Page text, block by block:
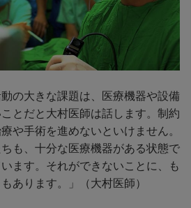
の大きな課題は、医療機器や設備
とだと大村医師は話します。制約
や手術を進めないといけません。
ちも、十分な医療機器がある状態で
ます。それができないことに、も
あります。」（大村医師）